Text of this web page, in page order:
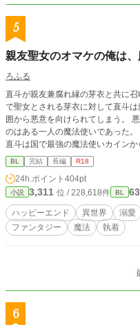
5
親友聖女のオマケの俺は
ろふる
直斗が親友兼腐れ縁の芽衣と共に
で聖女とされる芽衣に対して直斗
囲から悪意を向けられてしまう。
のはある一人の魔法使いであった。 「私は貴方を一番に大切にすると決めた」
直斗は国で最強の魔法使いカイン
寄せるようになる。 しかしこの世
見えなくて……。 ※「ム
BL 完結 長編 R18
24h.ポイント 404pt
小説 3,311 位 / 228,618件 BL
ハッピーエンド 異世界 溺愛
ファンタジー
魔法 執着
6